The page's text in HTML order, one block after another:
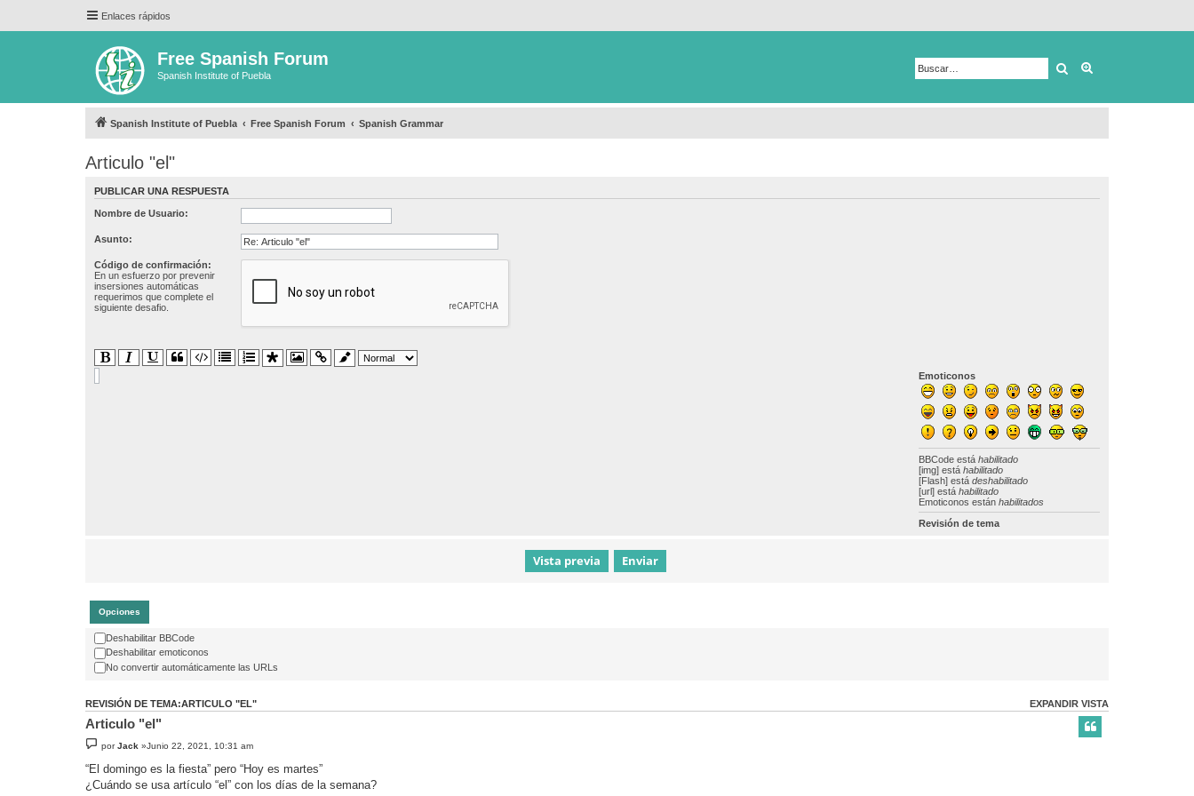
Enlaces rápidos
Free Spanish Forum
Spanish Institute of Puebla Buscar
Spanish Institute of Puebla Free Spanish Forum Spanish Grammar
Articulo "el"
PUBLICAR UNA RESPUESTA
Nombre de Usuario:
Asunto:
Código de confirmación:
En un esfuerzo por prevenir
insersiones automáticas
requerimos que complete el
siguiente desafio.
Emoticonos
BBCode estáhabilitado
[img] estáhabilitado
[Flash] estádeshabilitado
[url] estáhabilitado
Emoticonos estánhabilitados
Revisión de tema
Opciones
Deshabilitar BBCode
Deshabilitar emoticonos
No convertir automáticamente las URLs
EXPANDIR VISTA
REVISIÓN DE TEMA:ARTICULO "EL"
Articulo "el"
porJack »Junio 22, 2021, 10:31 am
“El domingo es la fiesta” pero “Hoy es martes”
¿Cuándo se usa artículo “el” con los días de la semana?